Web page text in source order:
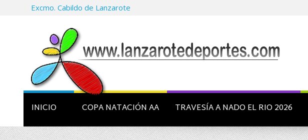
Excmo. Cabildo de Lanzarote
INICIO COPA NATACIÓN AA TRAVESÍA A NADO EL RIO 2026